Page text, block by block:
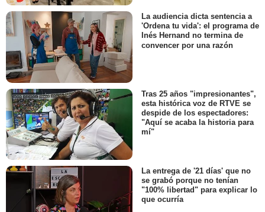
La audiencia dicta sentencia a
'Ordena tu vida': el programa de
Inés Hernand no termina de
convencer por una razón
Tras 25 años "impresionantes",
esta histórica voz de RTVE se
despide de los espectadores:
"Aquí se acaba la historia para
mí"
La entrega de '21 días' que no
se grabó porque no tenían
"100% libertad" para explicar lo
que ocurría